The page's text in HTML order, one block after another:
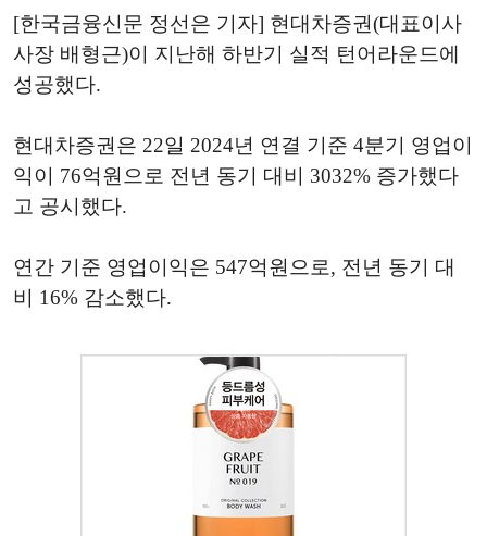
[한국금융신문 정선은 기자] 현대차증권(대표이사
사장 배형근)이 지난해 하반기 실적 턴어라운드에
성공했다.
현대차증권은 22일 2024년 연결 기준 4분기 영업이
익이 76억원으로 전년 동기 대비 3032% 증가했다
고 공시했다.
연간 기준 영업이익은 547억원으로, 전년 동기 대
비 16% 감소했다.